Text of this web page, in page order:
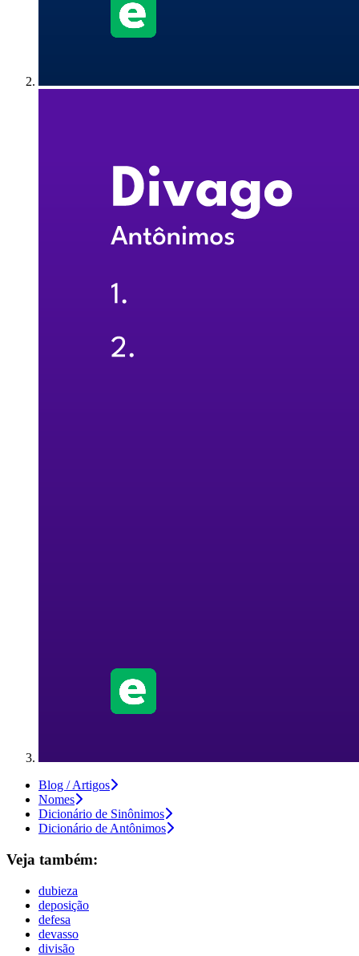
Blog / Artigos
Nomes
Dicionário de Sinônimos
Dicionário de Antônimos
Veja também:
dubieza
deposição
defesa
devasso
divisão